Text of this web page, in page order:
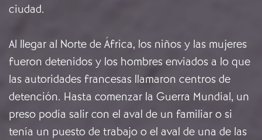
ciudad.
Al llegar al Norte de África, los niños y las mujeres
fueron detenidos y los hombres enviados a lo que
las autoridades francesas llamaron centros de
detención. Hasta comenzar la Guerra Mundial, un
preso podía salir con el aval de un familiar o si
tenía un puesto de trabajo o el aval de una de las